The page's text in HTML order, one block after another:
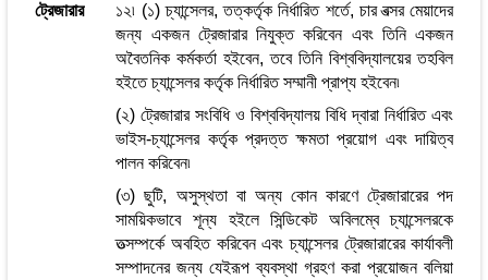
ট্রেজারার
১২৷ (১) চ্যান্সেলর, তত্কর্তৃক নির্ধারিত শর্তে, চার বত্সর মেয়াদের
জন্য একজন ট্রেজারার নিযুক্ত করিবেন এবং তিনি একজন
অবৈতনিক কর্মকর্তা হইবেন, তবে তিনি বিশ্ববিদ্যালয়ের তহবিল
হইতে চ্যান্সেলর কর্তৃক নির্ধারিত সম্মানী প্রাপ্য হইবেন৷
(২) ট্রেজারার সংবিধি ও বিশ্ববিদ্যালয় বিধি দ্বারা নির্ধারিত এবং
ভাইস-চ্যান্সেলর কর্তৃক প্রদত্ত ক্ষমতা প্রয়োগ এবং দায়িত্ব
পালন করিবেন৷
(৩) ছুটি, অসুস্থতা বা অন্য কোন কারণে ট্রেজারারের পদ
সাময়িকভাবে শূন্য হইলে সিন্ডিকেট অবিলম্বে চ্যান্সেলরকে
তত্সম্পর্কে অবহিত করিবেন এবং চ্যান্সেলর ট্রেজারারের কার্যাবলী
সম্পাদনের জন্য যেইরূপ ব্যবস্থা গ্রহণ করা প্রয়োজন বলিয়া